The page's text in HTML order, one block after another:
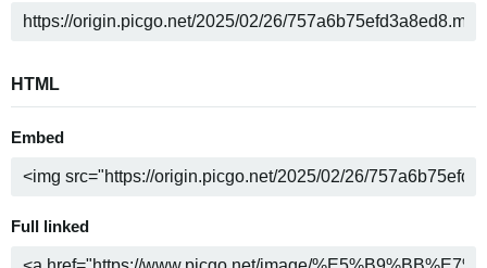
HTML
Embed
Full linked